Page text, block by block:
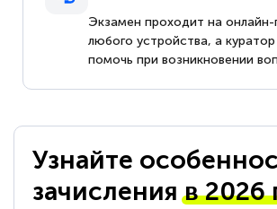
Экзамен проходит на
любого устройства, а куратор
помочь при возникновении
Узнайте
зачисленияв 2026